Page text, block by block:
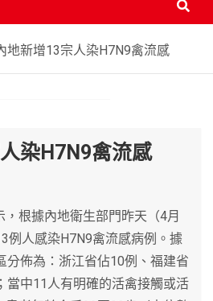
地新增13宗人染H7N9禽流感
染H7N9禽流感
，根據內地衛生部門昨天（4月
例人感染H7N9禽流感病例。據
分佈為：浙江省佔10例、福建省
當中11人有明確的活禽接觸或活